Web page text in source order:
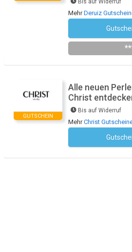
Bis auf Widerruf
MehrDeruiz
GUTSCHEIN
Alle neuen
Christ
Bis auf Widerruf
MehrChrist